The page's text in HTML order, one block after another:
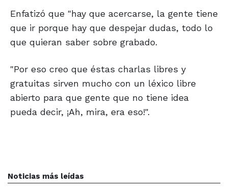
Enfatizó que "hay que acercarse, la gente tiene
que ir porque hay que despejar dudas, todo lo
que quieran saber sobre grabado.
"Por eso creo que éstas charlas libres y
gratuitas sirven mucho con un léxico libre
abierto para que gente que no tiene idea
pueda decir, ¡Ah, mira, era eso!".
Noticias más leídas